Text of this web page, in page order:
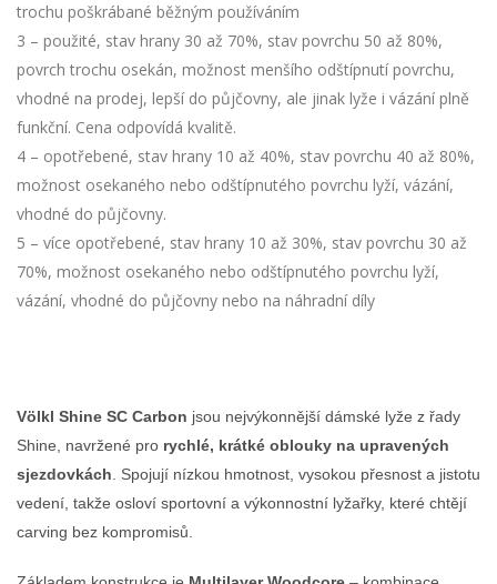
trochu poškrábané běžným používáním
3 – použité, stav hrany 30 až 70%, stav povrchu 50 až 80%,
povrch trochu osekán, možnost menšího odštípnutí povrchu,
vhodné na prodej, lepší do půjčovny, ale jinak lyže i vázání plně
funkční. Cena odpovídá kvalitě.
4 – opotřebené, stav hrany 10 až 40%, stav povrchu 40 až 80%,
možnost osekaného nebo odštípnutého povrchu lyží, vázání,
vhodné do půjčovny.
5 – více opotřebené, stav hrany 10 až 30%, stav povrchu 30 až
70%, možnost osekaného nebo odštípnutého povrchu lyží,
vázání, vhodné do půjčovny nebo na náhradní díly
Völkl Shine SC Carbon jsou nejvýkonnější dámské lyže z řady
Shine, navržené pro rychlé, krátké oblouky na upravených
sjezdovkách . Spojují nízkou hmotnost, vysokou přesnost a jistotu
vedení, takže osloví sportovní a výkonnostní lyžařky, které chtějí
carving bez kompromisů.